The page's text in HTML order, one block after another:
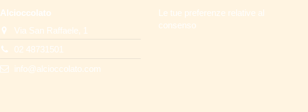
Alcioccolato
Via San Raffaele, 1
02 48731501
info@alcioccolato.com
Le tue preferenze relative al
consenso